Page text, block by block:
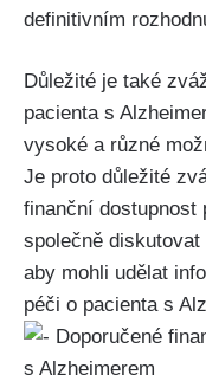
definitivním
Důležité je také
pacienta s
vysoké a různé
Je proto důležité
finanční dostupnost
společně
aby mohli udělat
péči o pacienta s